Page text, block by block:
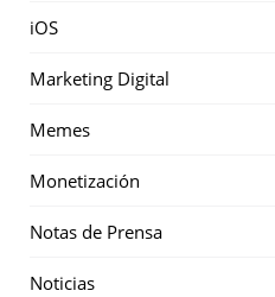
iOS
Marketing Digital
Memes
Monetización
Notas de Prensa
Noticias